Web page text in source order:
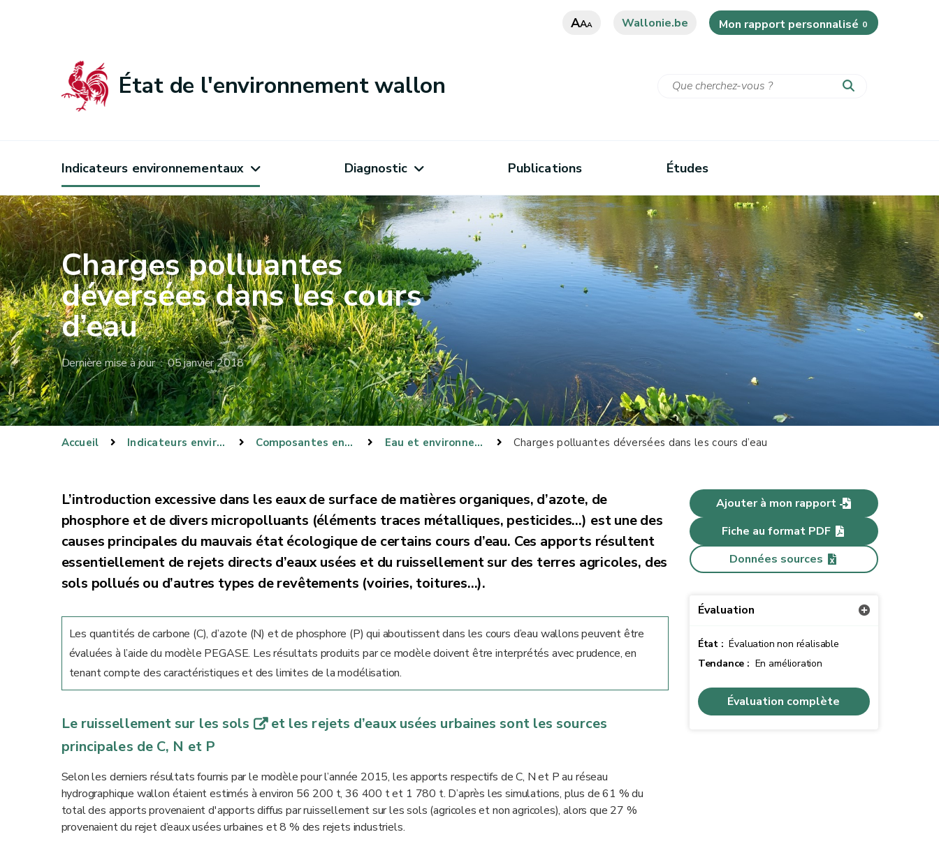
AAA Wallonie.be Mon rapport personnalisé 0
État de l'environnement wallon
Indicateurs environnementaux Diagnostic Publications Études
Charges polluantes
déversées dans les cours
d’eau
Dernière mise à jour : 05 janvier 2018
Accueil Indicateurs environnementaux Composantes environnementales et lien environnement-santé Eau et environnement aquatique Charges polluantes déversées dans les cours d’eau
L’introduction excessive dans les eaux de surface de matières organiques, d’azote, de
phosphore et de divers micropolluants (éléments traces métalliques, pesticides…) est une des
causes principales du mauvais état écologique de certains cours d’eau. Ces apports résultent
essentiellement de rejets directs d’eaux usées et du ruissellement sur des terres agricoles, des
sols pollués ou d’autres types de revêtements (voiries, toitures...).
Les quantités de carbone (C), d’azote (N) et de phosphore (P) qui aboutissent dans les cours d’eau wallons peuvent être
évaluées à l’aide du modèle PEGASE. Les résultats produits par ce modèle doivent être interprétés avec prudence, en
tenant compte des caractéristiques et des limites de la modélisation.
Le ruissellement sur les sols qet les rejets d’eaux usées urbaines sont les sources
principales de C, N et P
Selon les derniers résultats fournis par le modèle pour l’année 2015, les apports respectifs de C, N et P au réseau
hydrographique wallon étaient estimés à environ 56 200 t, 36 400 t et 1 780 t. D’après les simulations, plus de 61 % du
total des apports provenaient d'apports diffus par ruissellement sur les sols (agricoles et non agricoles), alors que 27 %
provenaient du rejet d’eaux usées urbaines et 8 % des rejets industriels.
Ajouter à mon rapport
Fiche au format PDF
Données sources
Évaluation
État : Évaluation non réalisable
Tendance : En amélioration
Évaluation complète